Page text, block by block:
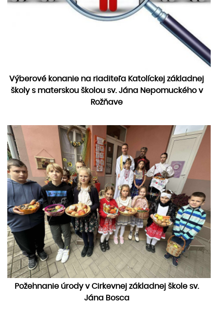
Výberové konanie na riaditeľa Katolíckej základnej
školy s materskou školou sv. Jána Nepomuckého v
Rožňave
Požehnanie úrody v Cirkevnej základnej škole sv.
Jána Bosca